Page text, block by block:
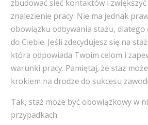
zbudować sieć kontaktów i zwiększyć
znalezienie pracy. Nie ma jednak
obowiązku odbywania stażu, dlatego
do Ciebie. Jeśli zdecydujesz się na
która odpowiada Twoim celom i
warunki pracy. Pamiętaj, że staż
krokiem na drodze do sukcesu
Tak, staż może być obowiązkowy w
przypadkach.